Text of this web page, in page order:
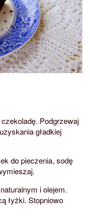
Podgrzewaj
gładkiej
do pieczenia, sodę
i olejem.
łyżki. Stopniowo